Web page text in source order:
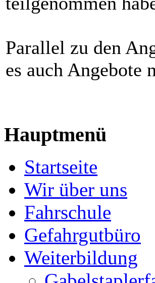
Parallel zu den
es auch Angebote
Hauptmenü
Startseite
Wir über uns
Fahrschule
Gefahrgutbüro
Weiterbildung